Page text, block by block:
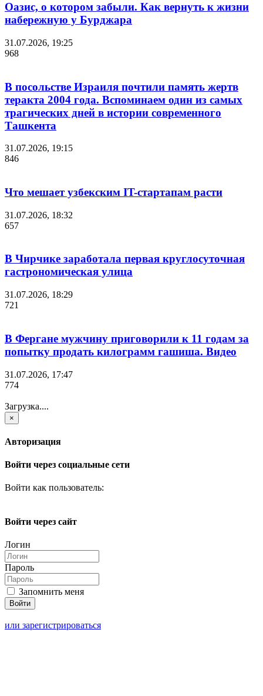
Оазис, о котором забыли. Как вернуть к жизни
набережную у Бурджара
31.07.2026, 19:25
968
В посольстве Израиля почтили память жертв
теракта 2004 года. Вспоминаем один из самых
трагических дней в истории современного
Ташкента
31.07.2026, 19:15
846
Что мешает узбекским IT-стартапам расти
31.07.2026, 18:32
657
В Чирчике заработала первая круглосуточная
гастрономическая улица
31.07.2026, 18:29
721
В Фергане мужчину приговорили к 11 годам за
попытку продать килограмм гашиша. Видео
31.07.2026, 17:47
774
Загрузка....
×
Авторизация
Войти через социальные сети
Войти как пользователь:
Войти через сайт
Логин
Пароль
Запомнить меня
или зарегистрироваться